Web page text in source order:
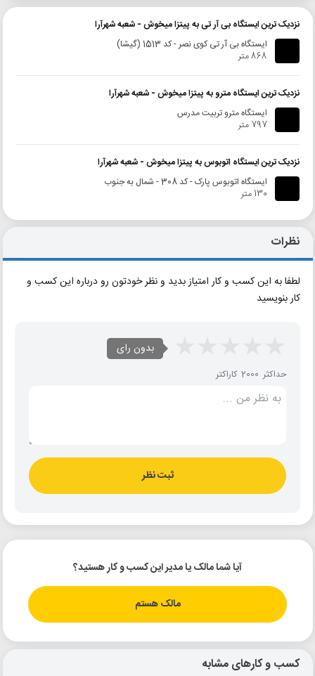
نزدیک ترین ایستگاه بی آر تی به پیتزا میخوش - شعبه شهرآرا
ایستگاه بی آر تی کوی نصر - کد 1513 (گیشا)
868 متر
نزدیک ترین ایستگاه مترو به پیتزا میخوش - شعبه شهرآرا
ایستگاه مترو تربیت مدرس
797 متر
نزدیک ترین ایستگاه اتوبوس به پیتزا میخوش - شعبه شهرآرا
ایستگاه اتوبوس پارک - کد 308 - شمال به جنوب
130 متر
نظرات
لطفا به این کسب و کار امتیاز بدید و نظر خودتون رو درباره این کسب و
کار بنویسید
بدون رای
حداکثر 2000 کاراکتر
ثبت نظر
آیا شما مالک یا مدیر این کسب و کار هستید؟
مالک هستم
کسب و کارهای مشابه